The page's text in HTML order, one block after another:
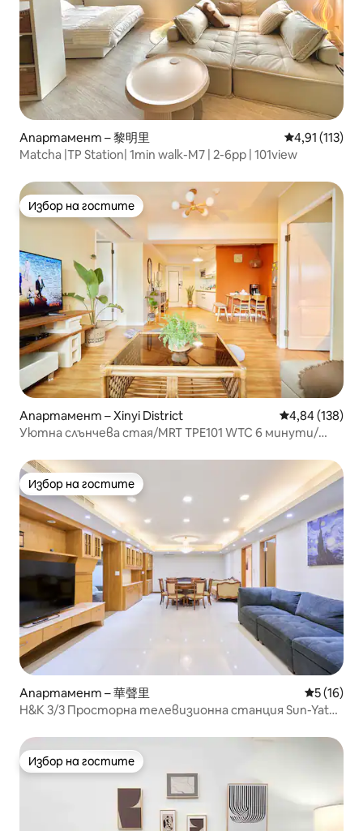
Апартамент – 黎明里 Средна
4,91 (113)
Matcha |TP Station| 1min walk-M7 | 2-6pp | 101view
Избор на гостите
Избор на гостите
Апартамент – Xinyi District Средна
4,84 (138)
Уютна слънчева стая/MRT TPE101 WTC 6 минути/
Избор на гостите
Избор на гостите
Апартамент – 華聲里 Средна
5 (16)
H&K 3/3 Просторна телевизионна станция Sun-Yat
Избор на гостите
Избор на гостите